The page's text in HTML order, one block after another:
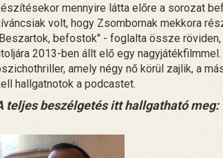
mennyire látta előre a sorozat
volt, hogy Zsombornak mekkora
befostok" - foglalta össze
2013-ben állt elő egy
amely négy nő körül zajlik, a
hallgatnotok a podcastet.
teljes beszélgetés itt hallgatható meg: